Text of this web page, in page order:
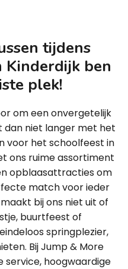
tijdens
Kinderdijk ben
plek!
om een onvergetelijk
dan niet langer met het
voor het schoolfeest in
ons ruime assortiment
opblaasattracties om
match voor ieder
bij ons niet uit of
buurtfeest of
springplezier,
Bij Jump & More
service, hoogwaardige